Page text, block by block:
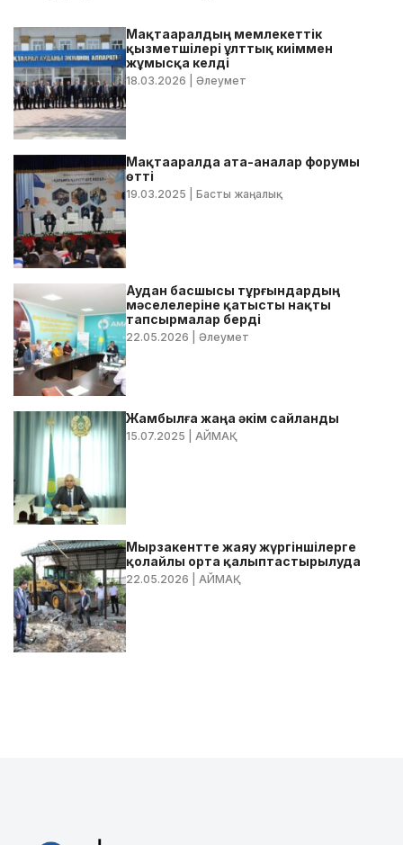
Мақтааралдың мемлекеттік
қызметшілері ұлттық киіммен
жұмысқа келді
18.03.2026 | Әлеумет
Мақтааралда ата-аналар форумы
өтті
19.03.2025 | Басты жаңалық
Аудан басшысы тұрғындардың
мәселелеріне қатысты нақты
тапсырмалар берді
22.05.2026 | Әлеумет
Жамбылға жаңа әкім сайланды
15.07.2025 | АЙМАҚ
Мырзакентте жаяу жүргіншілерге
қолайлы орта қалыптастырылуда
22.05.2026 | АЙМАҚ